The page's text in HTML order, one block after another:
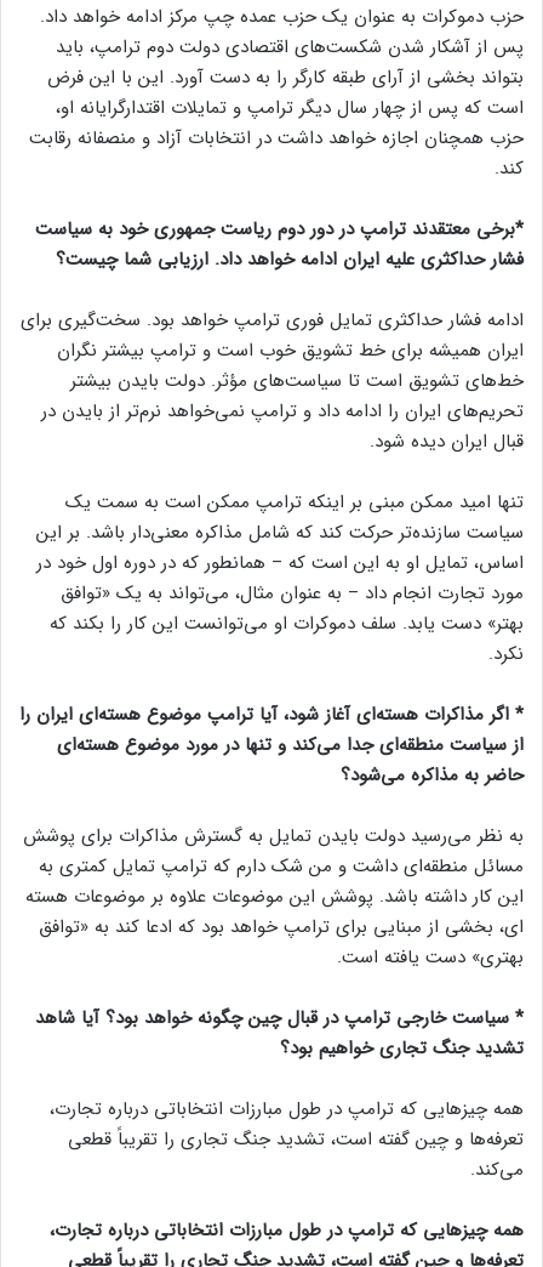
حزب دموکرات به عنوان یک حزب عمده چپ مرکز ادامه خواهد داد.
پس از آشکار شدن شکست‌های اقتصادی دولت دوم ترامپ، باید
بتواند بخشی از آرای طبقه کارگر را به دست آورد. این با این فرض
است که پس از چهار سال دیگر ترامپ و تمایلات اقتدارگرایانه او،
حزب همچنان اجازه خواهد داشت در انتخابات آزاد و منصفانه رقابت
کند.
*برخی معتقدند ترامپ در دور دوم ریاست جمهوری خود به سیاست
فشار حداکثری علیه ایران ادامه خواهد داد. ارزیابی شما چیست؟
ادامه فشار حداکثری تمایل فوری ترامپ خواهد بود. سخت‌گیری برای
ایران همیشه برای خط تشویق خوب است و ترامپ بیشتر نگران
خط‌های تشویق است تا سیاست‌های مؤثر. دولت بایدن بیشتر
تحریم‌های ایران را ادامه داد و ترامپ نمی‌خواهد نرم‌تر از بایدن در
قبال ایران دیده شود.
تنها امید ممکن مبنی بر اینکه ترامپ ممکن است به سمت یک
سیاست سازنده‌تر حرکت کند که شامل مذاکره معنی‌دار باشد. بر این
اساس، تمایل او به این است که – همانطور که در دوره اول خود در
مورد تجارت انجام داد – به عنوان مثال، می‌تواند به یک «توافق
بهتر» دست یابد. سلف دموکرات او می‌توانست این کار را بکند که
نکرد.
* اگر مذاکرات هسته‌ای آغاز شود، آیا ترامپ موضوع هسته‌ای ایران را
از سیاست منطقه‌ای جدا می‌کند و تنها در مورد موضوع هسته‌ای
حاضر به مذاکره می‌شود؟
به نظر می‌رسید دولت بایدن تمایل به گسترش مذاکرات برای پوشش
مسائل منطقه‌ای داشت و من شک دارم که ترامپ تمایل کمتری به
این کار داشته باشد. پوشش این موضوعات علاوه بر موضوعات هسته
ای، بخشی از مبنایی برای ترامپ خواهد بود که ادعا کند به «توافق
بهتری» دست یافته است.
* سیاست خارجی ترامپ در قبال چین چگونه خواهد بود؟ آیا شاهد
تشدید جنگ تجاری خواهیم بود؟
همه چیز‌هایی که ترامپ در طول مبارزات انتخاباتی درباره تجارت،
تعرفه‌ها و چین گفته است، تشدید جنگ تجاری را تقریباً قطعی
می‌کند.
همه چیز‌هایی که ترامپ در طول مبارزات انتخاباتی درباره تجارت،
تعرفه‌ها و چین گفته است، تشدید جنگ تجاری را تقریباً قطعی